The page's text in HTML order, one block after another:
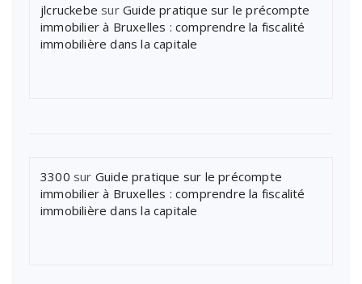
jlcruckebe sur Guide pratique sur le précompte
immobilier à Bruxelles : comprendre la fiscalité
immobilière dans la capitale
3300 sur Guide pratique sur le précompte
immobilier à Bruxelles : comprendre la fiscalité
immobilière dans la capitale